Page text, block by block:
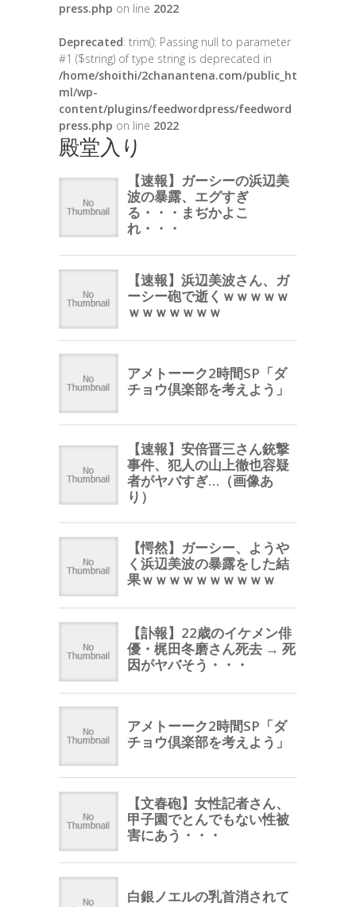
press.php on line 2022
Deprecated: trim(): Passing null to parameter
#1 ($string) of type string is deprecated in
/home/shoithi/2chanantena.com/public_ht
ml/wp-
content/plugins/feedwordpress/feedword
press.php on line 2022
殿堂入り